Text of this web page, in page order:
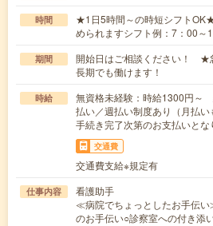
時間
★1日5時間～の時短シフト
められますシフト例：7：00
期間
開始日はご相談ください！ ★
長期でも働けます！
時給
無資格未経験：時給1300円
払い／週払い制度あり（月払
手続き完了次第のお支払いとな
交通費
交通費支給※規定有
仕事内容
看護助手
≪病院でちょっとしたお手伝
のお手伝い○診察室への付き添